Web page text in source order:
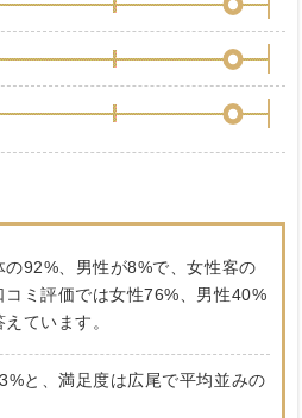
92%、男性が8%で、女性客の
コミ評価では女性76%、男性40%
ています。
と、満足度は広尾で平均並みの